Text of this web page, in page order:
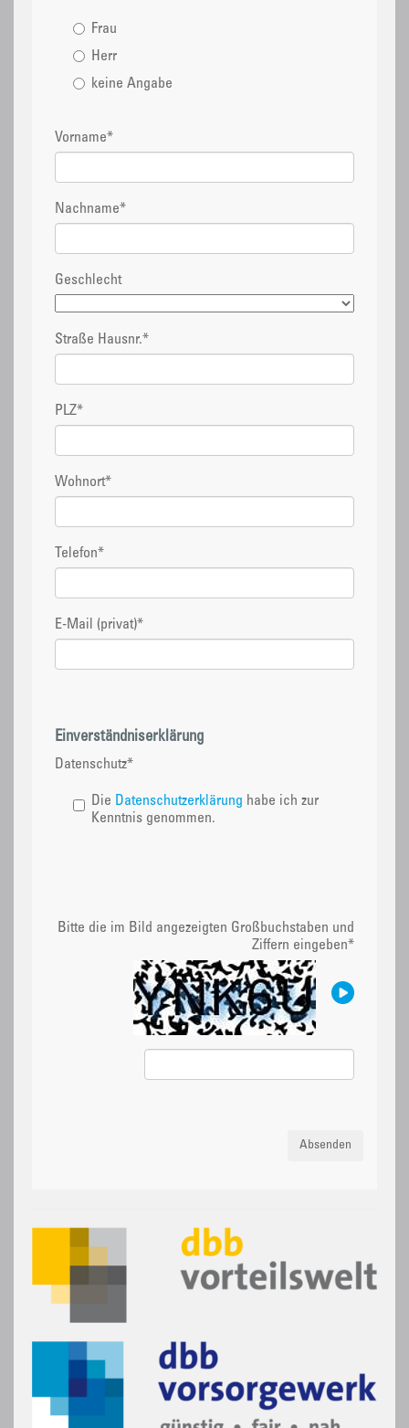
Frau
Herr
keine Angabe
Vorname*
Nachname*
Geschlecht
Straße Hausnr.*
PLZ*
Wohnort*
Telefon*
E-Mail (privat)*
Einverständniserklärung
Datenschutz*
Die Datenschutzerklärung habe ich zur
Kenntnis genommen.
Bitte die im Bild angezeigten Großbuchstaben und
Ziffern eingeben*
Absenden